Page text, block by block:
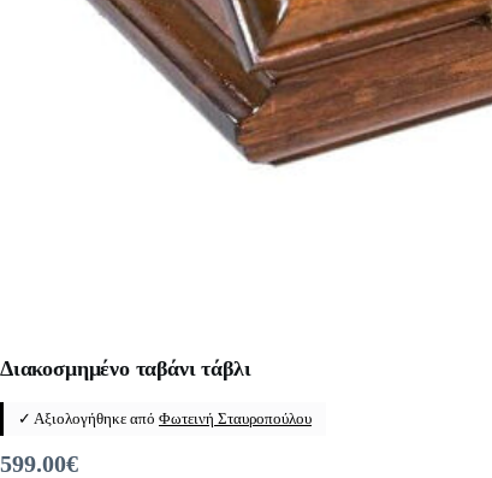
Διακοσμημένο ταβάνι τάβλι
✓ Αξιολογήθηκε από Φωτεινή Σταυροπούλου
599.00€